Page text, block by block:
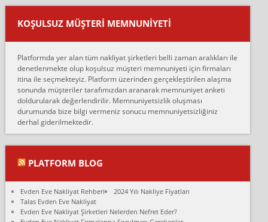
Ankara ALİCANLAR NAKLİYAT Tutarsız ve ticari ahlak problemleri
var verdikleri fiyat teklifini arttırdılar. Sonrasında taşıma gününde
oldukça tutarsı...
Ankara Alicanlar naklyat tel 5465524025. 2600 TL'ye ankaradan
Konya ya Alicanlar naklyat la anlaştık bu şahıs evin taşınacağı gün
fiyatın mazoto gele...
Fatih kokmese:
Diyarbakır dan eşyamı getirtmek için anlaştım sözleşme yaptım.
Son anda fiyat artırdılar.. mecburiyetten tasittim.. bu kişiler ağrılı
Ali:
olduk. Asansörlü dediler sonra uraya asansör kurulmaz dediler
fark istediler. ortada asa...
Nimet:
KOŞULSUZ MÜŞTERI MEMNUNIYETI
Platformda yer alan tüm nakliyat şirketleri belli zaman aralıkları ile
denetlenmekte olup koşulsuz müşteri memnuniyeti için firmaları
itina ile seçmekteyiz. Platform üzerinden gerçekleştirilen alaşma
sonunda müşteriler tarafımızdan aranarak memnuniyet anketi
doldurularak değerlendirilir. Memnuniyetsizlik oluşması
durumunda bize bilgi vermeniz sonucu memnuniyetsizliğiniz
derhal giderilmektedir.
PLATFORM BLOG
Evden Eve Nakliyat Rehberi
2024 Yılı Nakliye Fiyatları
Talas Evden Eve Nakliyat
Evden Eve Nakliyat Şirketleri Nelerden Nefret Eder?